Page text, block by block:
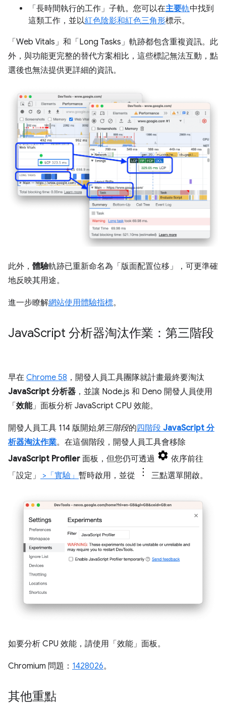
「長時間執行的工作」 子軌。您可以在主要軌中找到
這類工作，並以紅色陰影和紅色三角形標示。
「Web Vitals」 和「Long Tasks」 軌跡都包含重複資訊。此
外，與功能更完整的替代方案相比，這些標記無法互動，點
選後也無法提供更詳細的資訊。
此外， 體驗軌跡已重新命名為「版面配置位移」
，可更準確
地反映其用途。
進一步瞭解網站使用體驗指標。
JavaScript 分析器淘汰作業：第三階段
早在 Chrome 58 ，開發人員工具團隊就計畫最終要淘汰
JavaScript 分析器 ，並讓 Node.js 和 Deno 開發人員使用
「 效能」面板分析 JavaScript CPU 效能。
開發人員工具 114 版開始第三階段的 四階段 JavaScript 分
析器淘汰作業。在這個階段，開發人員工具會移除
JavaScript Profiler 面板，但您仍可透過
依序前往
「設定」
>「實驗」 暫時啟用，並從 三點選單開啟。
如要分析 CPU 效能，請使用「效能」 面板。
Chromium 問題： 1428026。
其他重點